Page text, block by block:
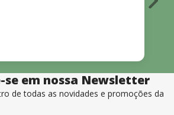
se em nossa Newsletter
de todas as novidades e promoções da